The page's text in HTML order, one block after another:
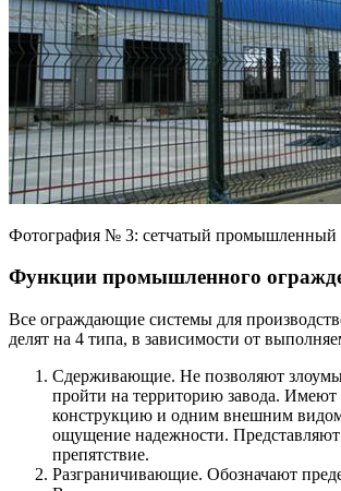
Фотография № 3: сетчатый промышленный
Функции промышленного
Все ограждающие системы для
делят на 4 типа, в зависимости от
Сдерживающие. Не позволяют
пройти на территорию завода.
конструкцию и одним внешним
ощущение надежности. Представляют
препятствие.
Разграничивающие. Обозначают